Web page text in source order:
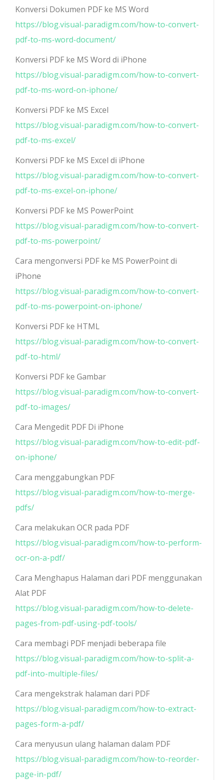
Konversi Dokumen PDF ke MS Word
https://blog.visual-paradigm.com/how-to-convert-
pdf-to-ms-word-document/
Konversi PDF ke MS Word di iPhone
https://blog.visual-paradigm.com/how-to-convert-
pdf-to-ms-word-on-iphone/
Konversi PDF ke MS Excel
https://blog.visual-paradigm.com/how-to-convert-
pdf-to-ms-excel/
Konversi PDF ke MS Excel di iPhone
https://blog.visual-paradigm.com/how-to-convert-
pdf-to-ms-excel-on-iphone/
Konversi PDF ke MS PowerPoint
https://blog.visual-paradigm.com/how-to-convert-
pdf-to-ms-powerpoint/
Cara mengonversi PDF ke MS PowerPoint di
iPhone
https://blog.visual-paradigm.com/how-to-convert-
pdf-to-ms-powerpoint-on-iphone/
Konversi PDF ke HTML
https://blog.visual-paradigm.com/how-to-convert-
pdf-to-html/
Konversi PDF ke Gambar
https://blog.visual-paradigm.com/how-to-convert-
pdf-to-images/
Cara Mengedit PDF Di iPhone
https://blog.visual-paradigm.com/how-to-edit-pdf-
on-iphone/
Cara menggabungkan PDF
https://blog.visual-paradigm.com/how-to-merge-
pdfs/
Cara melakukan OCR pada PDF
https://blog.visual-paradigm.com/how-to-perform-
ocr-on-a-pdf/
Cara Menghapus Halaman dari PDF menggunakan
Alat PDF
https://blog.visual-paradigm.com/how-to-delete-
pages-from-pdf-using-pdf-tools/
Cara membagi PDF menjadi beberapa file
https://blog.visual-paradigm.com/how-to-split-a-
pdf-into-multiple-files/
Cara mengekstrak halaman dari PDF
https://blog.visual-paradigm.com/how-to-extract-
pages-form-a-pdf/
Cara menyusun ulang halaman dalam PDF
https://blog.visual-paradigm.com/how-to-reorder-
page-in-pdf/